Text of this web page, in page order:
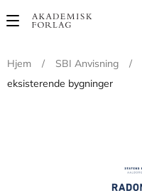
Main
Hjem
/ SBI Anvisning /
eksisterende bygninger